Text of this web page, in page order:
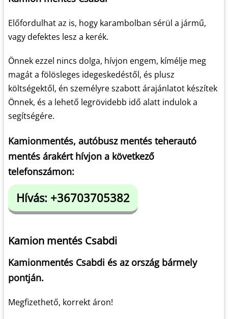
Előfordulhat az is, hogy karambolban sérül a jármű,
vagy defektes lesz a kerék.
Önnek ezzel nincs dolga, hívjon engem, kímélje meg
magát a fölösleges idegeskedéstől, és plusz
költségektől, én személyre szabott árajánlatot készítek
Önnek, és a lehető legrövidebb idő alatt indulok a
segítségére.
Kamionmentés, autóbusz mentés teherautó
mentés árakért hívjon a következő
telefonszámon:
Hívás: +36703705382
Kamion mentés Csabdi
Kamionmentés Csabdi és az ország bármely
pontján.
Megfizethető, korrekt áron!